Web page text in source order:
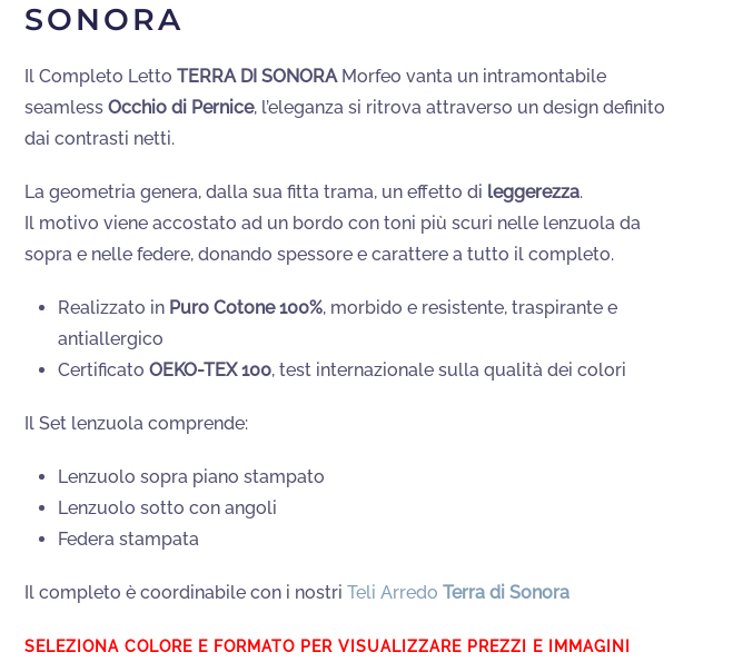
SONORA
Il Completo Letto TERRA DI SONORAMorfeo vanta un intramontabile
seamless Occhio di Pernice, l’eleganza si ritrova attraverso un design definito
dai contrasti netti.
La geometria genera, dalla sua fitta trama, un effetto di leggerezza.
Il motivo viene accostato ad un bordo con toni più scuri nelle lenzuola da
sopra e nelle federe, donando spessore e carattere a tutto il completo.
Realizzato in Puro Cotone 100%, morbido e resistente, traspirante e
antiallergico
Certificato OEKO-TEX 100, test internazionale sulla qualità dei colori
Il Set lenzuola comprende:
Lenzuolo sopra piano stampato
Lenzuolo sotto con angoli
Federa stampata
Il completo è coordinabile con i nostri Teli Arredo Terra di Sonora